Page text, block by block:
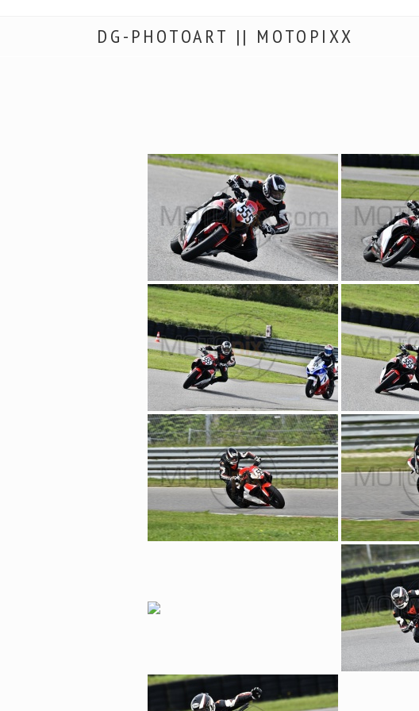
DG-PHOTOART || MOTOPIXX